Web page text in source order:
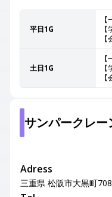
平日1G
土日1G
サンパークレー
Adress
三重県 松阪市大黒町